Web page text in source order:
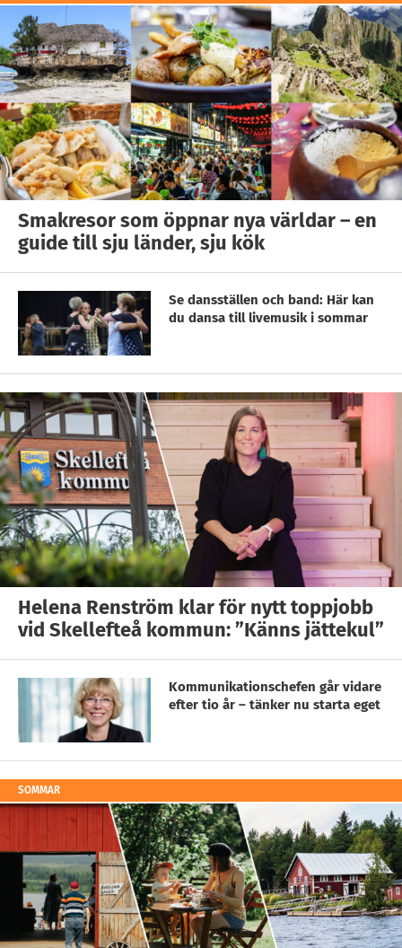
Smakresor som öppnar nya världar – en
guide till sju länder, sju kök
Se dansställen och band: Här kan
du dansa till livemusik i sommar
Helena Renström klar för nytt toppjobb
vid Skellefteå kommun: ”Känns jättekul”
Kommunikationschefen går vidare
efter tio år – tänker nu starta eget
SOMMAR